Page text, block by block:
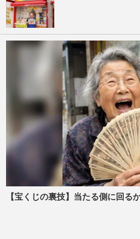
【宝くじの裏技】当たる側に回る